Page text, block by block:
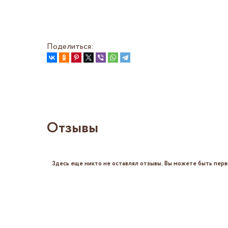
Поделиться:
Отзывы
Здесь еще никто не оставлял отзывы. Вы можете быть